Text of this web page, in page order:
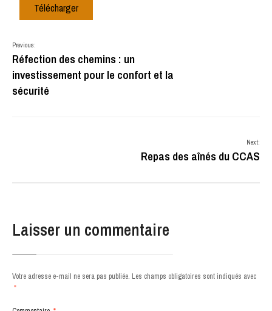
Télécharger
Previous:
Réfection des chemins : un
investissement pour le confort et la
sécurité
Next:
Repas des aînés du CCAS
Laisser un commentaire
Votre adresse e-mail ne sera pas publiée. Les champs obligatoires sont indiqués avec
*